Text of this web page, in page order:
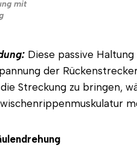
mit
Diese passive
der
Streckung zu bringen,